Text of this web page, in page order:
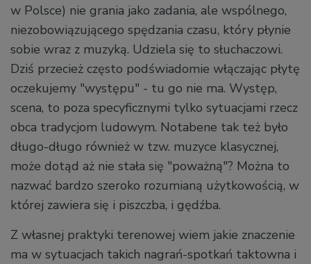
w Polsce) nie grania jako zadania, ale wspólnego,
niezobowiązującego spędzania czasu, który płynie
sobie wraz z muzyką. Udziela się to słuchaczowi.
Dziś przecież często podświadomie włączając płytę
oczekujemy "występu" - tu go nie ma. Występ,
scena, to poza specyficznymi tylko sytuacjami rzecz
obca tradycjom ludowym. Notabene tak też było
długo-długo również w tzw. muzyce klasycznej,
może dotąd aż nie stała się "poważną"? Można to
nazwać bardzo szeroko rozumianą użytkowością, w
której zawiera się i piszczba, i gędźba.
Z własnej praktyki terenowej wiem jakie znaczenie
ma w sytuacjach takich nagrań-spotkań taktowna i